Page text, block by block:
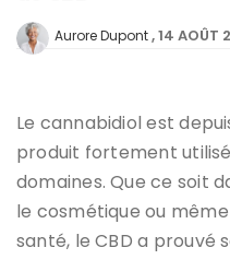
Aurore Dupont 14 AOÛT
Le cannabidiol est
produit fortement
domaines. Que ce soit
le cosmétique ou
santé, le CBD a prouvé